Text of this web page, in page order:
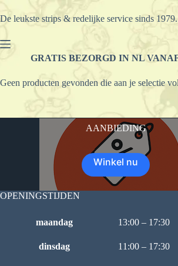
Ga
naar
De leukste strips & redelijke service sinds 1979.
GRATIS BEZORGD IN NL
Geen producten gevonden die aan je selectie
AANBIEDING
Winkel nu
OPENINGSTIJDEN
maandag 13:00 – 17:30
dinsdag 11:00 – 17:30